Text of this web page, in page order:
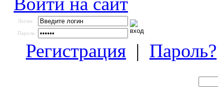
Логин:
Пароль:
Регистрация | Пароль?